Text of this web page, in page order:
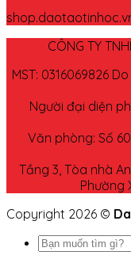
CÔNG TY
MST: 0316069826
Người đại diện
Văn phòng: Số
Tầng 3, Tòa nhà An
Phường
Copyright 2026 ©